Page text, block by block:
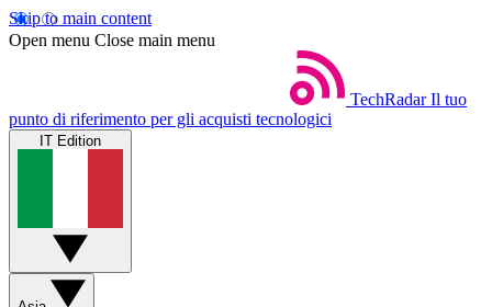
Skip to main content
Open menu Close main menu
TechRadar Il tuo
punto di riferimento per gli acquisti tecnologici
IT Edition